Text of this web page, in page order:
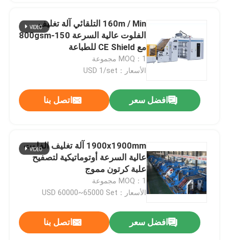
160m / Min التلقائي آلة تغليف
الفلوت عالية السرعة 150-800gsm
مع CE Shield للطباعة
MOQ：1 مجموعة
الأسعار：USD 1/set
افضل سعر اتصل بنا
1900x1900mm آلة تغليف الفلوت
عالية السرعة أوتوماتيكية لتصفيح
علبة كرتون مموج
MOQ：1 مجموعة
الأسعار：USD 60000~65000 Set
افضل سعر اتصل بنا